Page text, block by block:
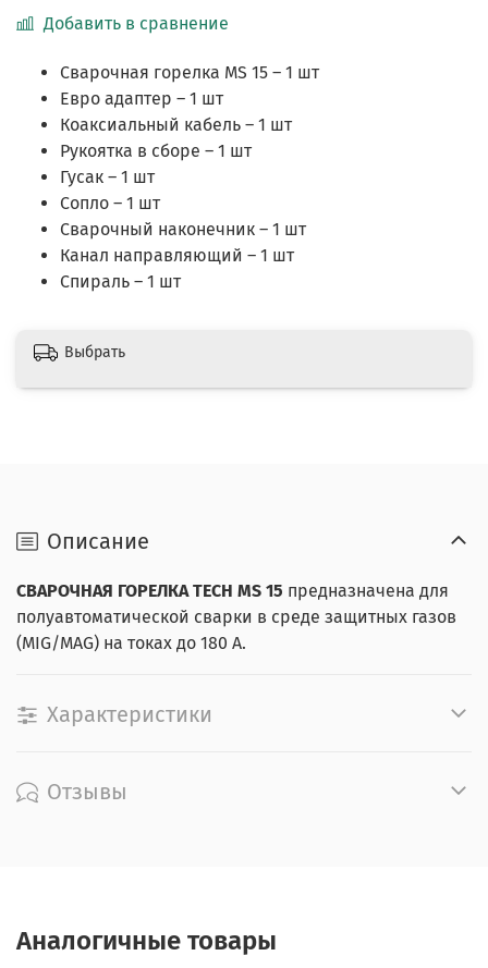
Добавить в сравнение
Сварочная горелка MS 15 – 1 шт
Евро адаптер – 1 шт
Коаксиальный кабель – 1 шт
Рукоятка в сборе – 1 шт
Гусак – 1 шт
Сопло – 1 шт
Сварочный наконечник – 1 шт
Канал направляющий – 1 шт
Спираль – 1 шт
Выбрать
Описание
СВАРОЧНАЯ ГОРЕЛКА TECH MS 15 предназначена для
полуавтоматической сварки в среде защитных газов
(MIG/MAG) на токах до 180 А.
Характеристики
Отзывы
Аналогичные товары